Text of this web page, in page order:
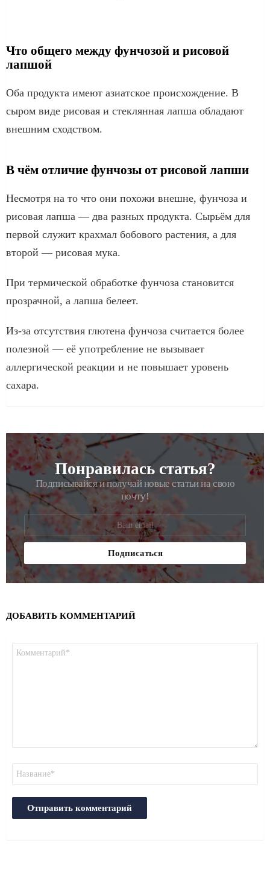
Что общего между фунчозой и рисовой
лапшой
Оба продукта имеют азиатское происхождение. В
сыром виде рисовая и стеклянная лапша обладают
внешним сходством.
В чём отличие фунчозы от рисовой лапши
Несмотря на то что они похожи внешне, фунчоза и
рисовая лапша — два разных продукта. Сырьём для
первой служит крахмал бобового растения, а для
второй — рисовая мука.
При термической обработке фунчоза становится
прозрачной, а лапша белеет.
Из-за отсутствия глютена фунчоза считается более
полезной — её употребление не вызывает
аллергической реакции и не повышает уровень
сахара.
РАССЫЛКАПонравилась статья?
Подписывайся и получай новые статьи на свою
почту!
ДОБАВИТЬ КОММЕНТАРИЙ
Комментарий